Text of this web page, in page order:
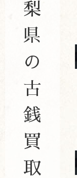
梨
県
の
古
銭
買
取